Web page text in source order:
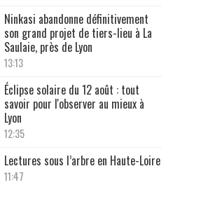
Ninkasi abandonne définitivement
son grand projet de tiers-lieu à La
Saulaie, près de Lyon
13:13
Éclipse solaire du 12 août : tout
savoir pour l'observer au mieux à
Lyon
12:35
Lectures sous l’arbre en Haute-Loire
11:47